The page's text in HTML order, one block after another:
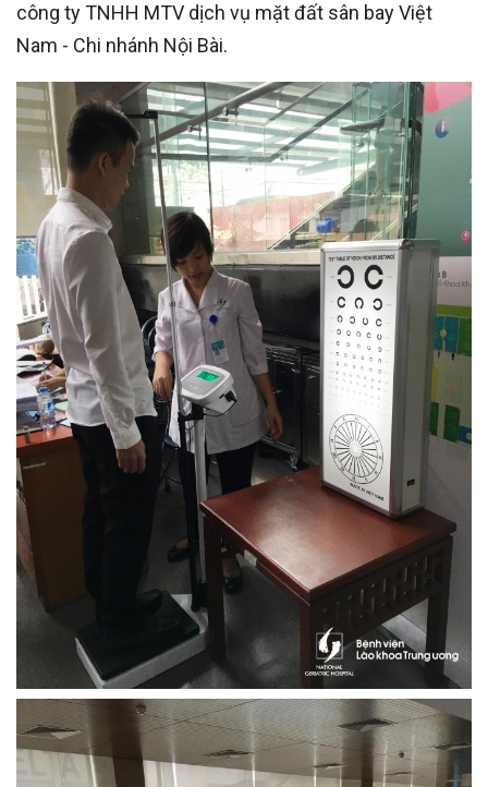
công ty TNHH MTV dịch vụ mặt đất sân bay Việt
Nam - Chi nhánh Nội Bài.